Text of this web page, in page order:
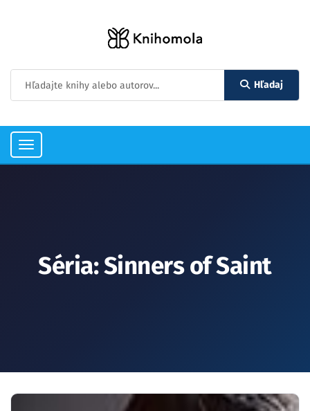
Hľadaj
Toggle
Séria: Sinners of Saint